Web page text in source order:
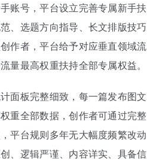
账号，平台设立完善专属新手
、选题方向指导、长文排版技
作者，平台给予对应垂直领域
量最高权重扶持全部专属权益。
面板完整细致，每一篇发布图
重全部数据，创作者可通过完
平台规则多年无大幅度频繁改
、逻辑严谨、内容详实、具备